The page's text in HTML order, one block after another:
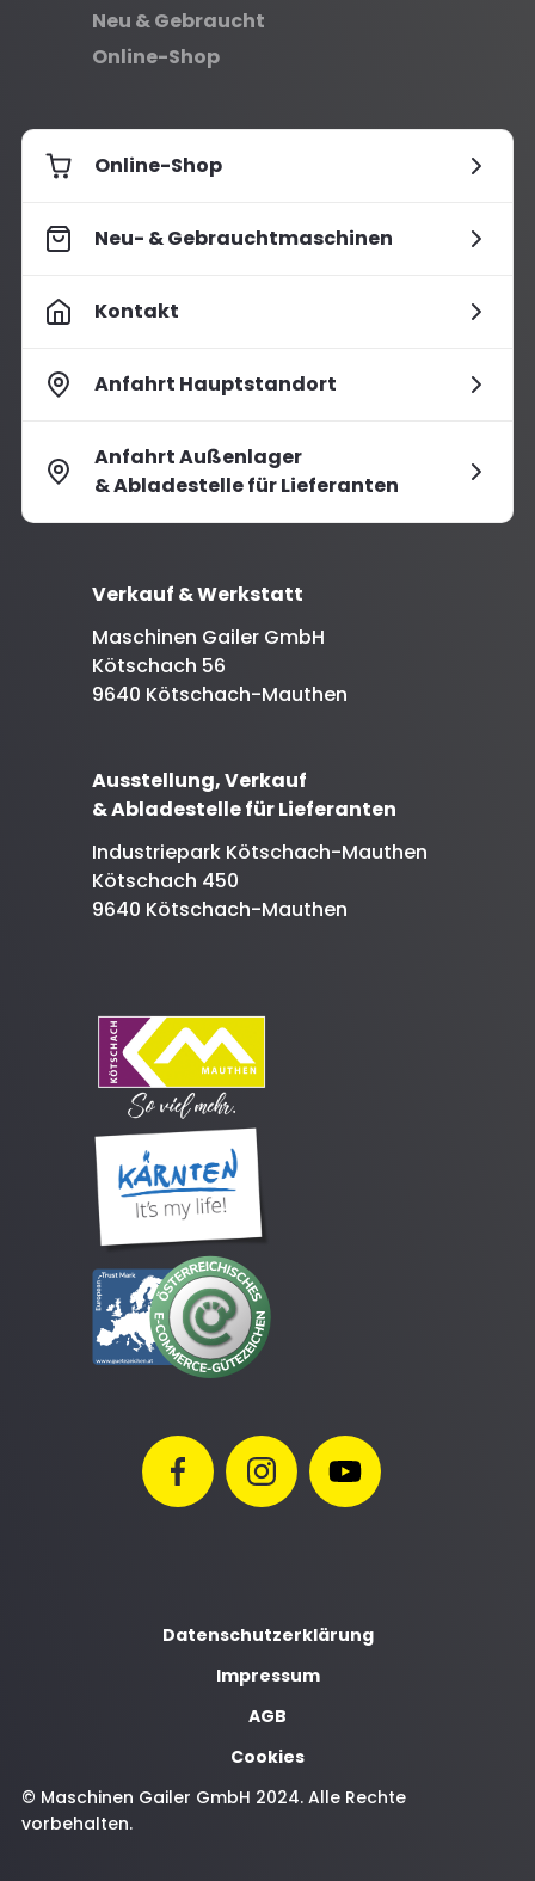
Neu & Gebraucht
Online-Shop
Online-Shop
Neu- & Gebrauchtmaschinen
Kontakt
Anfahrt Hauptstandort
Anfahrt Außenlager
& Abladestelle für Lieferanten
Verkauf & Werkstatt
Maschinen Gailer GmbH
Kötschach 56
9640 Kötschach-Mauthen
Ausstellung, Verkauf
& Abladestelle für Lieferanten
Industriepark Kötschach-Mauthen
Kötschach 450
9640 Kötschach-Mauthen
Datenschutzerklärung
Impressum
AGB
Cookies
© Maschinen Gailer GmbH 2024. Alle Rechte
vorbehalten.